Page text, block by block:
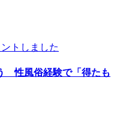
トしました
性風俗経験で「得たも